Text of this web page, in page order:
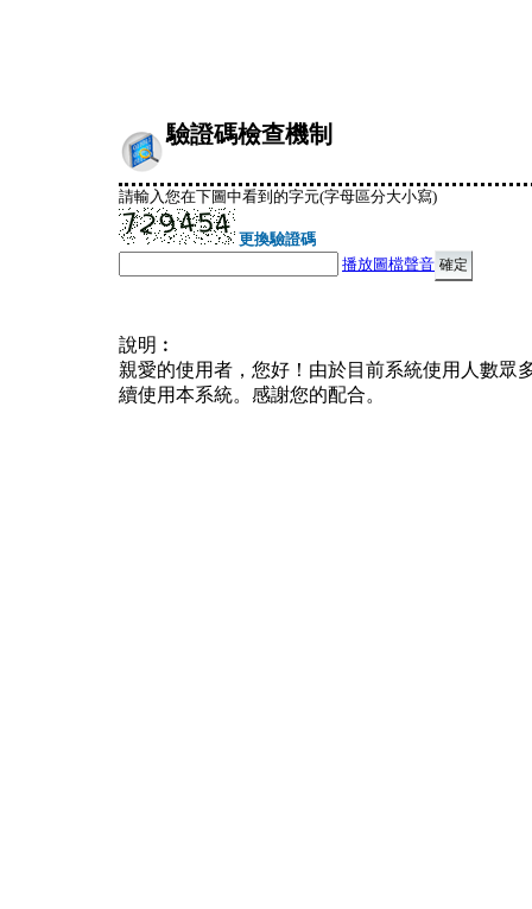
驗證碼檢查機制
請輸入您在下圖中看到的字元(字母區分大小寫)
更換驗證碼
播放圖檔聲音
說明︰
親愛的使用者，您好！由於目前系統使用人數眾
續使用本系統。感謝您的配合。